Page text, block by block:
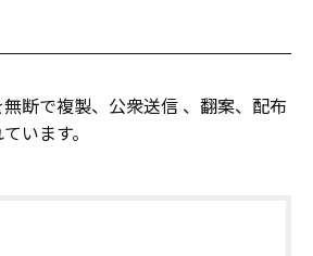
断で複製、公衆送信 、翻案、配布
います。